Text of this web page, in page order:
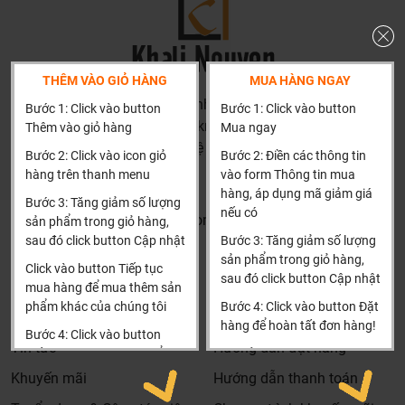
Thành thật: Chúng tôi luôn thành thật về chất lượng,
nguồn gốc, tình năng sản phẩm thậm trí cả rủi ro và phiền
phức có thể gặp phải của sản phẩm cũng được thành
thật đưa ra tư vấn.
Giá thành phù hợp: Giá sản phẩm của chúng tôi không
phải là rẻ nhất, chúng tôi có những dịch vụ được thiết kế
riêng cho ngành nghề này nó thực sự cần thiết và có giá
trị với khách hàng, điều đó giúp chúng tôi là đơn vị có giá
bán tốt nhất trong thị trường so với sản phẩm + dịch vụ
mà khách hàng nhận được. Bời vì Khali Nguyễn muốn
trở thành tri kỷ của ngôi nhà bạn.
THÊM VÀO GIỎ HÀNG
Bước 1: Click vào button
Thêm vào giỏ hàng
Bước 2: Click vào icon giỏ
hàng trên thanh menu
Bước 3: Tăng giảm số lượng
sản phẩm trong giỏ hàng,
sau đó click button Cập nhật
Click vào button Tiếp tục
mua hàng để mua thêm sản
phẩm khác của chúng tôi
Bước 4: Click vào button
Tiến hành thanh toán để
thanh toán đơn hàng của
MUA HÀNG NGAY
Bước 1: Click vào button
Mua ngay
Bước 2: Điền các thông tin
vào form Thông tin mua
hàng, áp dụng mã giảm giá
nếu có
Bước 3: Tăng giảm số lượng
sản phẩm trong giỏ hàng,
sau đó click button Cập nhật
Bước 4: Click vào button Đặt
hàng để hoàn tất đơn hàng!
Xin cảm ơn khách hàng!!!
HN: số 160 đường Văn Minh, Di Trạch, Hoài Đức, Hà Nội
(Cách đại học công nghiệp 1 km)
HCM và các tỉnh khác: Liên hệ hotline để được hướng dẫn
đặt hàng
Khalinguyen.vn@gmail.com
0904501766
Thông tin
Tìm đại lý & Hợp tác
Tin tức
Khuyến mãi
Thông tin thêm
Hướng dẫn mua hàng
Hướng dẫn đặt hàng
Hướng dẫn thanh toán